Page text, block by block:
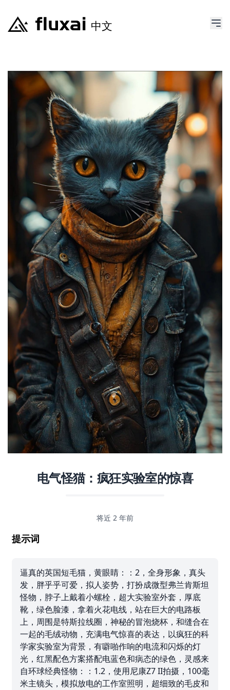
电气怪猫：疯狂实验室的惊喜
将近 2 年前
提示词
逼真的英国短毛猫，黄眼睛：：2，全身形象，真头
发，胖乎乎可爱，拟人姿势，打扮成微型弗兰肯斯坦
怪物，脖子上戴着小螺栓，超大实验室外套，厚底
靴，绿色脸漆，拿着火花电线，站在巨大的电路板
上，周围是特斯拉线圈，神秘的冒泡烧杯，和缝合在
一起的毛绒动物，充满电气惊喜的表达，以疯狂的科
学家实验室为背景，有噼啪作响的电流和闪烁的灯
光，红黑配色方案搭配电蓝色和病态的绿色，灵感来
自环球经典怪物：：1.2，使用尼康Z7 II拍摄，100毫
米主镜头，模拟放电的工作室照明，超细致的毛皮和